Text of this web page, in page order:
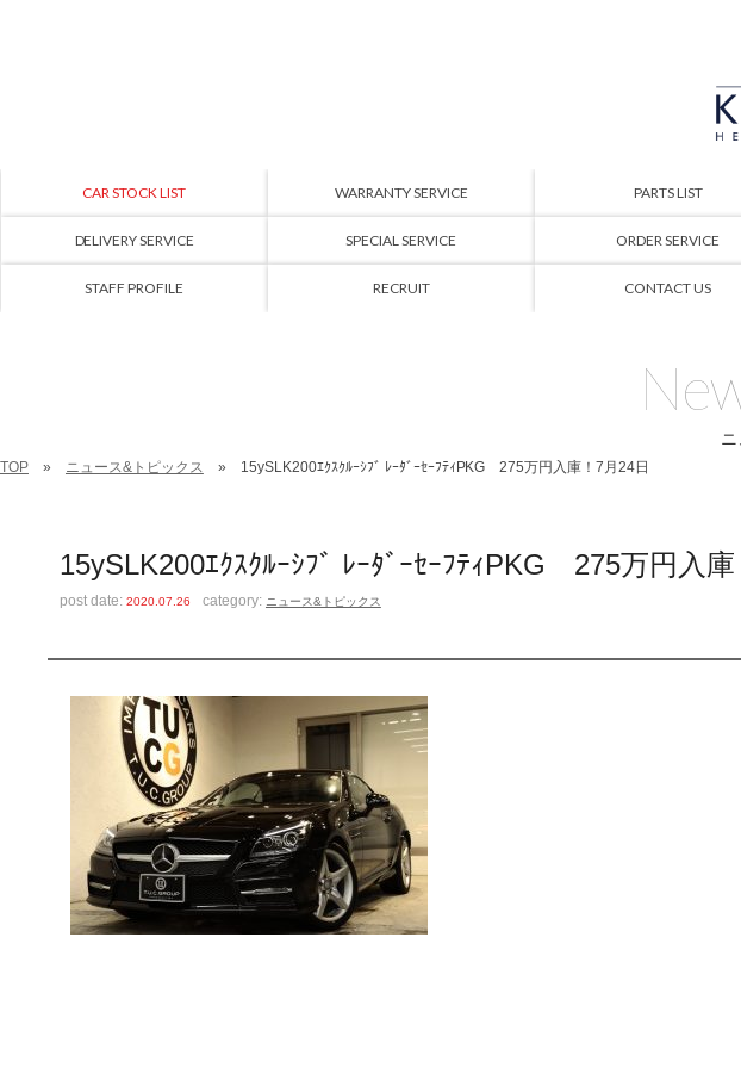
CAR STOCK LIST WARRANTY SERVICE PARTS LIST
DELIVERY SERVICE SPECIAL SERVICE ORDER SERVICE
STAFF PROFILE RECRUIT CONTACT US
TOP ニュース&トピックス 15ySLK200ｴｸｽｸﾙｰｼﾌﾞ ﾚｰﾀﾞｰｾｰﾌﾃｨPKG 275万円入庫！7月24日
15ySLK200ｴｸｽｸﾙｰｼﾌﾞ ﾚｰﾀﾞｰｾｰﾌﾃｨPKG 275万円入庫
post date:2020.07.26 category: ニュース&トピックス